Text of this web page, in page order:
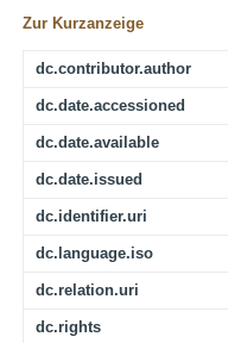
Zur Kurzanzeige
dc.contributor.author
dc.date.accessioned
dc.date.available
dc.date.issued
dc.identifier.uri
dc.language.iso
dc.relation.uri
dc.rights